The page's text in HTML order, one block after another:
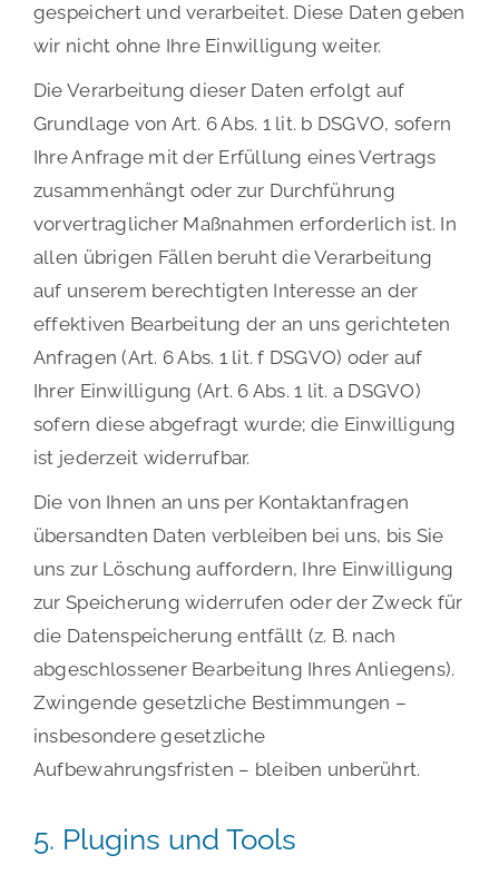
gespeichert und verarbeitet. Diese Daten geben
wir nicht ohne Ihre Einwilligung weiter.
Die Verarbeitung dieser Daten erfolgt auf
Grundlage von Art. 6 Abs. 1 lit. b DSGVO, sofern
Ihre Anfrage mit der Erfüllung eines Vertrags
zusammenhängt oder zur Durchführung
vorvertraglicher Maßnahmen erforderlich ist. In
allen übrigen Fällen beruht die Verarbeitung
auf unserem berechtigten Interesse an der
effektiven Bearbeitung der an uns gerichteten
Anfragen (Art. 6 Abs. 1 lit. f DSGVO) oder auf
Ihrer Einwilligung (Art. 6 Abs. 1 lit. a DSGVO)
sofern diese abgefragt wurde; die Einwilligung
ist jederzeit widerrufbar.
Die von Ihnen an uns per Kontaktanfragen
übersandten Daten verbleiben bei uns, bis Sie
uns zur Löschung auffordern, Ihre Einwilligung
zur Speicherung widerrufen oder der Zweck für
die Datenspeicherung entfällt (z. B. nach
abgeschlossener Bearbeitung Ihres Anliegens).
Zwingende gesetzliche Bestimmungen –
insbesondere gesetzliche
Aufbewahrungsfristen – bleiben unberührt.
5. Plugins und Tools